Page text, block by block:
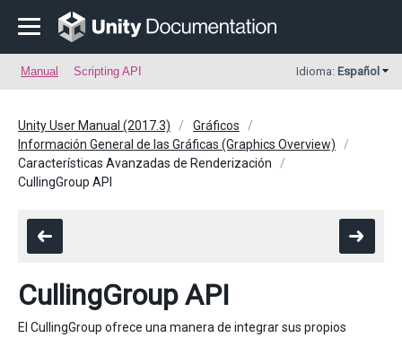
Manual Scripting API Idioma: Español
Unity User Manual (2017.3)
Gráficos
Información General de las Gráficas (Graphics Overview)
Características Avanzadas de Renderización
CullingGroup API
CullingGroup API
El CullingGroup ofrece una manera de integrar sus propios